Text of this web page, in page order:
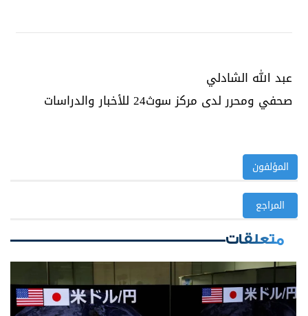
عبد الله الشادلي
صحفي ومحرر لدى مركز سوث24 للأخبار والدراسات
المؤلفون
المراجع
متعلقات